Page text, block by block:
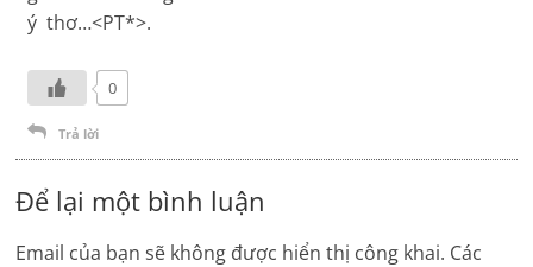
ý thơ…<PT*>.
0
Trả lời
Để lại một bình luận
Email của bạn sẽ không được hiển thị công khai. Các